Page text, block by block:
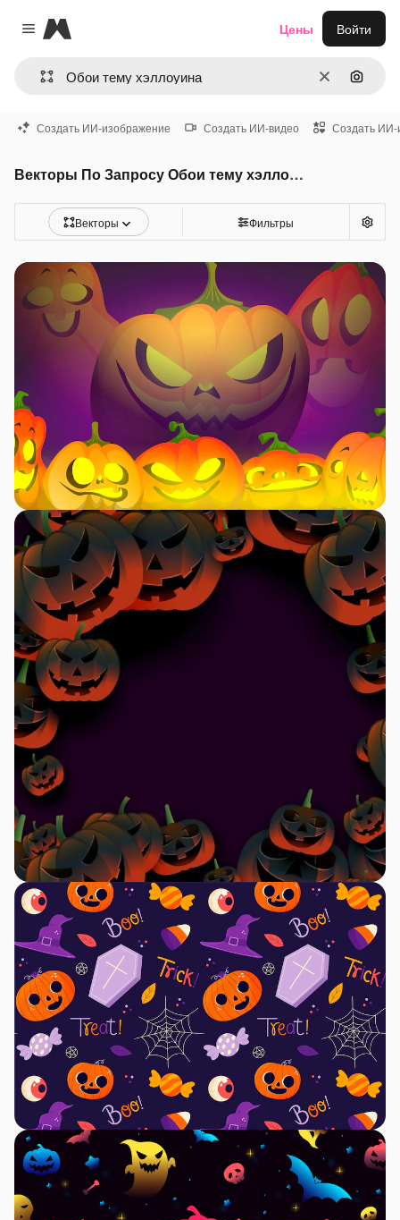
Close menu
Magnific
ОчиститьПоиск
Цены Войти
Создать ИИ-изображение Создать ИИ-видео Создать ИИ-
Векторы По Запросу Обои тему хэллоуина
Векторы Фильтры